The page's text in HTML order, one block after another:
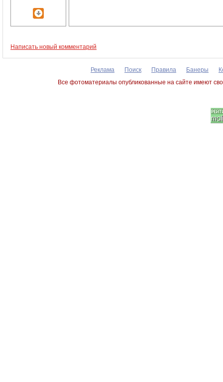
Написать новый комментарий
Реклама Поиск Правила Банеры
Все фотоматериалы опубликованные на сайте имеют